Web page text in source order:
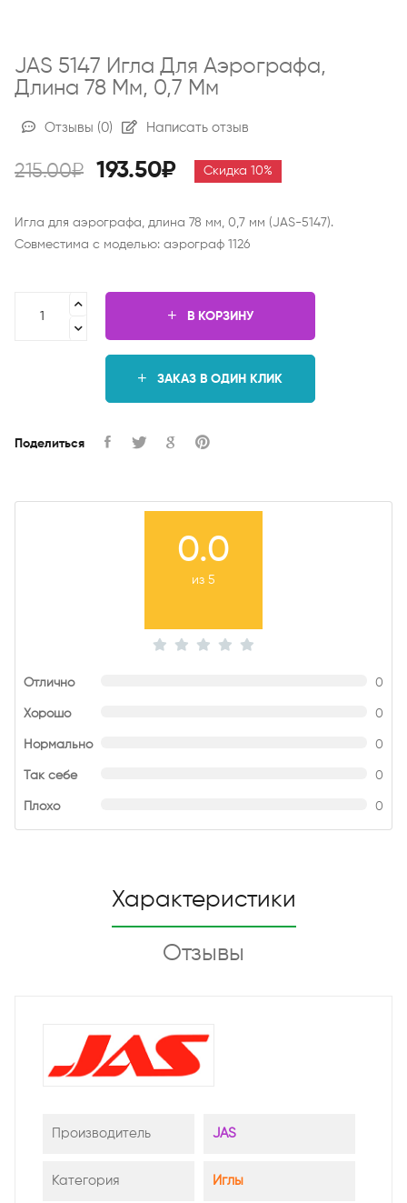
JAS 5147 Игла Для Аэрографа,
Длина 78 Мм, 0,7 Мм
Отзывы (0) Написать отзыв
215.00₽ 193.50₽ Скидка 10%
Игла для аэрографа, длина 78 мм, 0,7 мм (JAS-5147).
Совместима с моделью: аэрограф 1126
В КОРЗИНУ
ЗАКАЗ В ОДИН КЛИК
Поделиться
0.0
из 5
Отлично 0
Хорошо 0
Нормально 0
Так себе 0
Плохо 0
Характеристики
Отзывы
Производитель JAS
Категория Иглы